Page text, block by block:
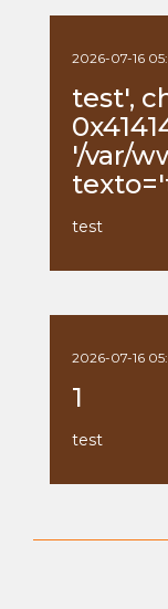
2026-07-16
test',
'/var/
test
2026-07-16
1
test